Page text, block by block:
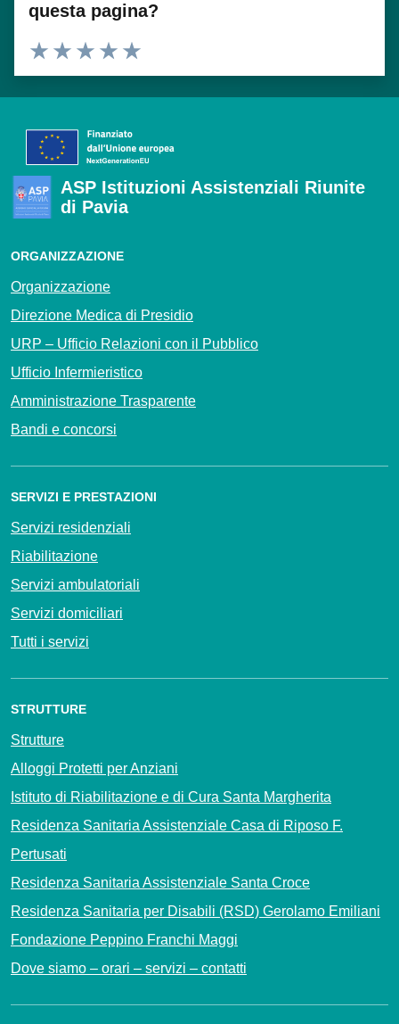
questa pagina?
ASP Istituzioni Assistenziali Riunite
di Pavia
ORGANIZZAZIONE
Organizzazione
Direzione Medica di Presidio
URP – Ufficio Relazioni con il Pubblico
Ufficio Infermieristico
Amministrazione Trasparente
Bandi e concorsi
SERVIZI E PRESTAZIONI
Servizi residenziali
Riabilitazione
Servizi ambulatoriali
Servizi domiciliari
Tutti i servizi
STRUTTURE
Strutture
Alloggi Protetti per Anziani
Istituto di Riabilitazione e di Cura Santa Margherita
Residenza Sanitaria Assistenziale Casa di Riposo F.
Pertusati
Residenza Sanitaria Assistenziale Santa Croce
Residenza Sanitaria per Disabili (RSD) Gerolamo Emiliani
Fondazione Peppino Franchi Maggi
Dove siamo – orari – servizi – contatti